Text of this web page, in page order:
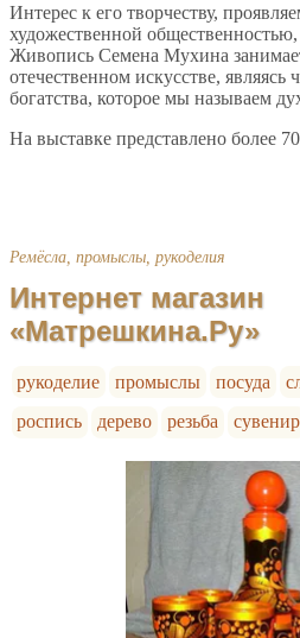
Интерес к его творчеству,
художественной
Живопись Семена Мухина
отечественном искусстве, являясь
богатства, которое мы называем
На выставке представлено более
Ремёсла, промыслы, рукоделия
Интернет магазин
«Матрешкина.Ру»
рукоделие промыслы посуда
роспись
дерево резьба сувенир